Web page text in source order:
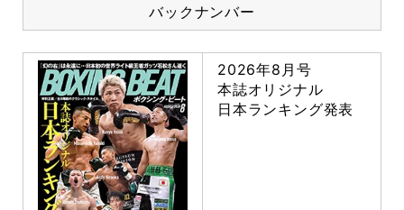
バックナンバー
2026年8月号
本誌オリジナル
日本ランキング発表